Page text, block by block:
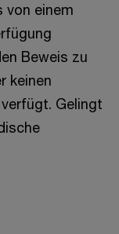
von einem
Beweis zu
keinen
Gelingt